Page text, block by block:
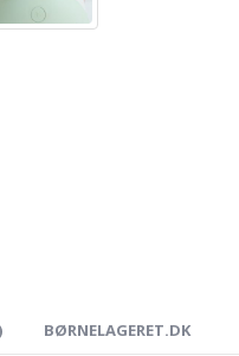
BØRNELAGERET.DK